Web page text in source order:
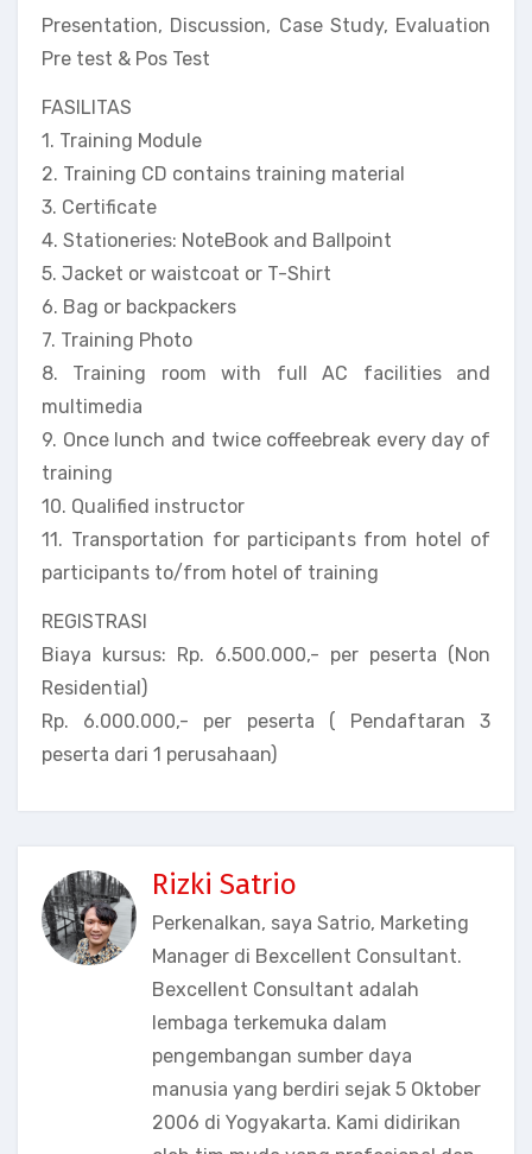
Presentation, Discussion, Case Study, Evaluation
Pre test & Pos Test
FASILITAS
1. Training Module
2. Training CD contains training material
3. Certificate
4. Stationeries: NoteBook and Ballpoint
5. Jacket or waistcoat or T-Shirt
6. Bag or backpackers
7. Training Photo
8. Training room with full AC facilities and
multimedia
9. Once lunch and twice coffeebreak every day of
training
10. Qualified instructor
11. Transportation for participants from hotel of
participants to/from hotel of training
REGISTRASI
Biaya kursus: Rp. 6.500.000,- per peserta (Non
Residential)
Rp. 6.000.000,- per peserta ( Pendaftaran 3
peserta dari 1 perusahaan)
Rizki Satrio
Perkenalkan, saya Satrio, Marketing
Manager di Bexcellent Consultant.
Bexcellent Consultant adalah
lembaga terkemuka dalam
pengembangan sumber daya
manusia yang berdiri sejak 5 Oktober
2006 di Yogyakarta. Kami didirikan